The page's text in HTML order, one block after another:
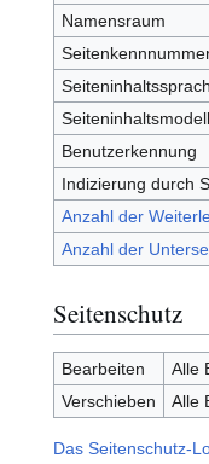
Namensraum
Seiteninhaltsmodell
Benutzerkennung
Indizierung durch
Anzahl der
Anzahl der
Seitenschutz
Bearbeiten
Alle
Verschieben
Alle
Das Seitenschutz-